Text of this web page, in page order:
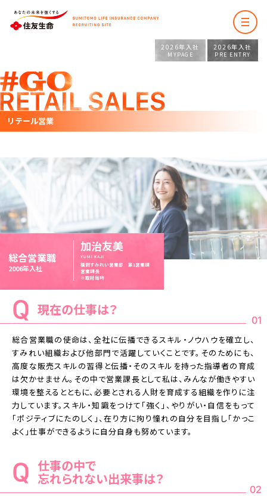
2026年入社
MYPAGE
2026年入社
PRE ENTRY
リテール営業
総合営業職
2006年入社
加治友美
YUMI KAJI
福岡すみれい営業部 第1営業課
営業課長
※取材当時
現在の仕事は？
01
総合営業職の使命は、全社に伝播できるスキル・ノウハウを確立し、
すみれい組織および他部門で活躍していくことです。そのためにも、
高度な販売スキルの習得と伝播・そのスキルを持った指導者の育成
は欠かせません。その中で営業課長として私は、みんなが働きやすい
環境を整えるとともに、必要とされる人財を育成する組織を作りに注
力しています。スキル・知識をつけて「強く」、やりがい・自信をもって
「ポジティブにたのしく」、在り方に拘り憧れの自分を目指し「かっこ
よく」仕事ができるように自分自身も努めています。
仕事の中で
忘れられない出来事は？
02